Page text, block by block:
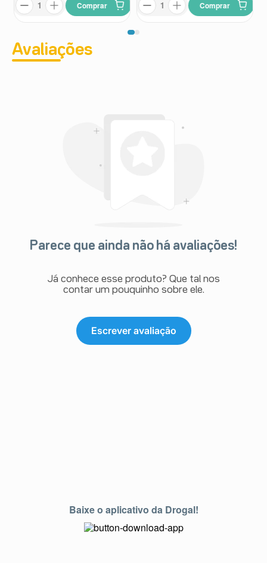
Comprar Comprar
Avaliações
Parece que ainda não há avaliações!
Já conhece esse produto? Que tal nos
contar um pouquinho sobre ele.
Escrever avaliação
Baixe o aplicativo da Drogal!